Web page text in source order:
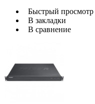
Быстрый просмотр
В закладки
В сравнение